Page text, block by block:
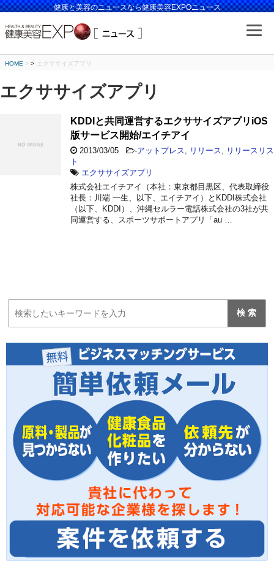
健康と美容のニュースなら健康美容EXPOニュース
HOME > エクササイズアプリ
エクササイズアプリ
KDDIと共同運営するエクササイズアプリiOS
版サービス開始/エイチアイ
2013/03/05 -アットプレス リリース
リリースリス
ト
エクササイズアプリ
株式会社エイチアイ（本社：東京都目黒区、代表取締役
社長：川端 一生、以下、エイチアイ）とKDDI株式会社
（以下、KDDI）、沖縄セルラー電話株式会社の3社が共
同運営する、スポーツサポートアプリ「au …